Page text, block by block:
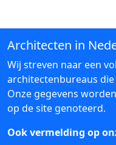
Architecten in
Wij streven naar een
architectenbureaus
Onze gegevens
op de site genoteerd.
Ook vermelding op